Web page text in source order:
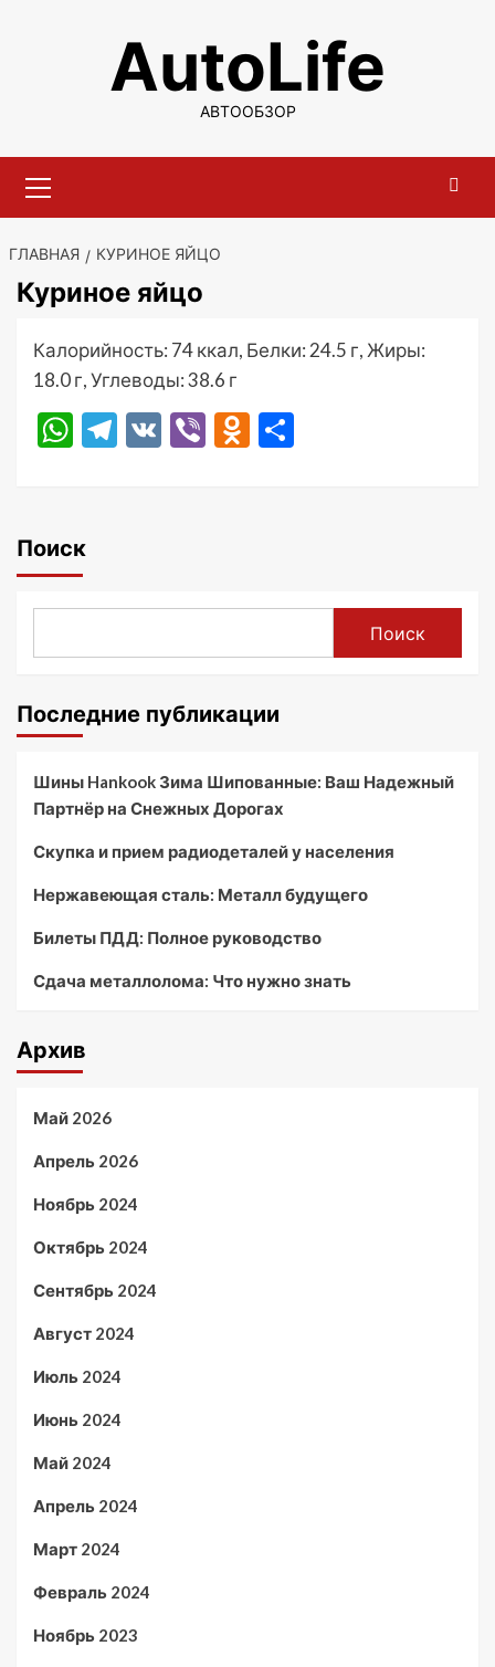
содержимомуAutoLife
АВТООБЗОР
меню
ГЛАВНАЯ КУРИНОЕ ЯЙЦО
Куриное яйцо
Калорийность: 74 ккал, Белки: 24.5 г, Жиры:
18.0 г, Углеводы: 38.6 г
WhatsApp
Telegram
VK ViberOdnoklassniki
Поиск
Поиск
Последние публикации
Шины Hankook Зима Шипованные: Ваш Надежный
Партнёр на Снежных Дорогах
Скупка и прием радиодеталей у населения
Нержавеющая сталь: Металл будущего
Билеты ПДД: Полное руководство
Сдача металлолома: Что нужно знать
Архив
Май 2026
Апрель 2026
Ноябрь 2024
Октябрь 2024
Сентябрь 2024
Август 2024
Июль 2024
Июнь 2024
Май 2024
Апрель 2024
Март 2024
Февраль 2024
Ноябрь 2023